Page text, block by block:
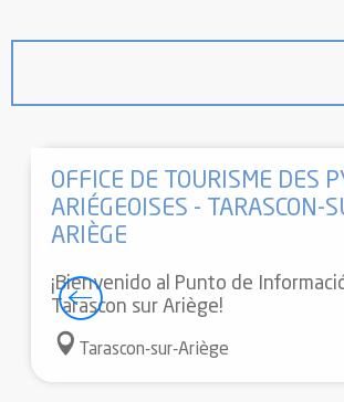
OFFICE DE TOURISME DES
ARIÉGEOISES - TARASCON-
ARIÈGE
¡Bienvenido al Punto de
Tarascon sur Ariège!
Tarascon-sur-Ariège